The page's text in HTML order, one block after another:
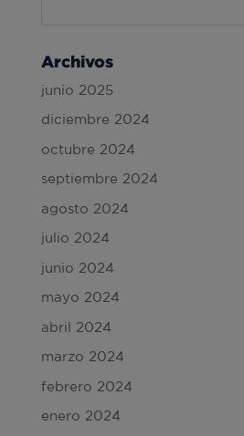
Archivos
junio 2025
diciembre 2024
octubre 2024
septiembre 2024
agosto 2024
julio 2024
junio 2024
mayo 2024
abril 2024
marzo 2024
febrero 2024
enero 2024